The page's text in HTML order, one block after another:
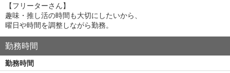
【フリーターさん】
趣味・推し活の時間も大切にしたいから、
曜日や時間を調整しながら勤務。
勤務時間
勤務時間